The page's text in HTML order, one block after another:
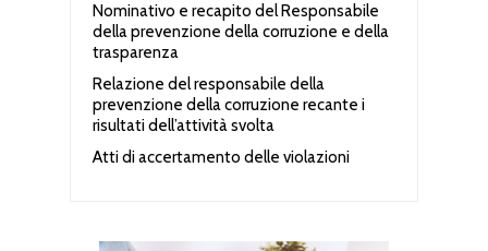
Nominativo e recapito del Responsabile
della prevenzione della corruzione e della
trasparenza
Relazione del responsabile della
prevenzione della corruzione recante i
risultati dell’attività svolta
Atti di accertamento delle violazioni